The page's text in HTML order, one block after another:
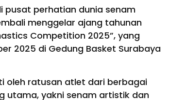
pusat perhatian dunia senam
menggelar ajang tahunan
Competition 2025”, yang
2025 di Gedung Basket Surabaya
oleh ratusan atlet dari berbagai
utama, yakni senam artistik dan